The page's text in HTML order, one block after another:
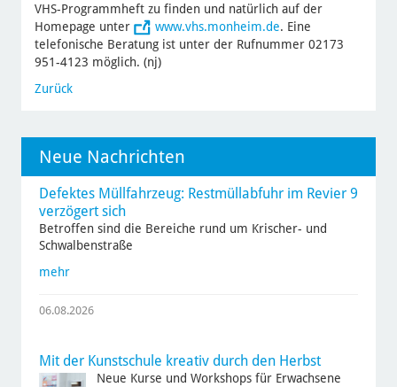
VHS-Programmheft zu finden und natürlich auf der
Homepage unter
www.vhs.monheim.de. Eine
telefonische Beratung ist unter der Rufnummer 02173
951-4123 möglich. (nj)
Zurück
Neue Nachrichten
Defektes Müllfahrzeug: Restmüllabfuhr im Revier 9
verzögert sich
Betroffen sind die Bereiche rund um Krischer- und
Schwalbenstraße
mehr
06.08.2026
Mit der Kunstschule kreativ durch den Herbst
Neue Kurse und Workshops für Erwachsene